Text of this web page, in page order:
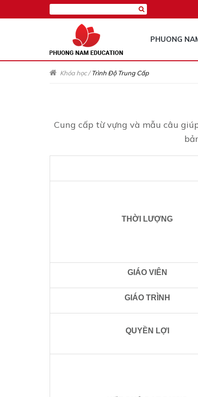
PHUONG
Khóa học/Trình Độ Trung Cấp
Cung cấp từ vựng và mẫu câu
THỜI LƯỢNG
GIÁO VIÊN
GIÁO TRÌNH
QUYỀN LỢI